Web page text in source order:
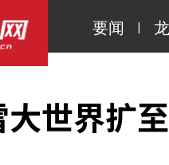
要闻 |
世界扩